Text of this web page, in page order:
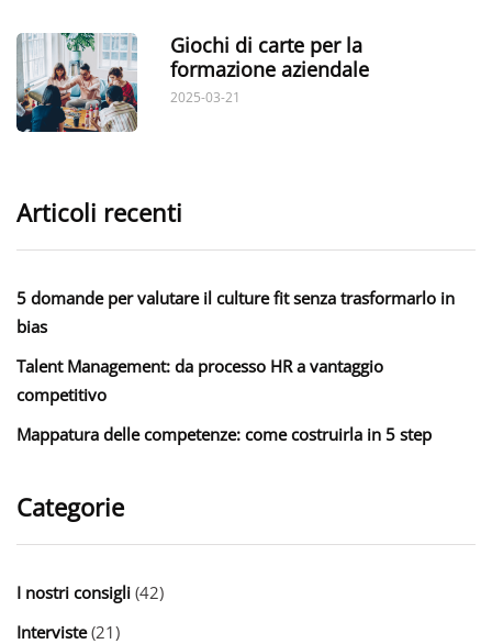
Giochi di carte per la
formazione aziendale
2025-03-21
Articoli recenti
5 domande per valutare il culture fit senza trasformarlo in
bias
Talent Management: da processo HR a vantaggio
competitivo
Mappatura delle competenze: come costruirla in 5 step
Categorie
I nostri consigli (42)
Interviste(21)